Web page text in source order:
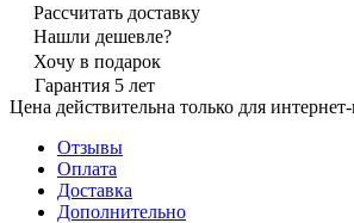
Рассчитать доставку
Нашли дешевле?
Хочу в подарок
Гарантия 5 лет
Цена действительна только для
Отзывы
Оплата
Доставка
Дополнительно